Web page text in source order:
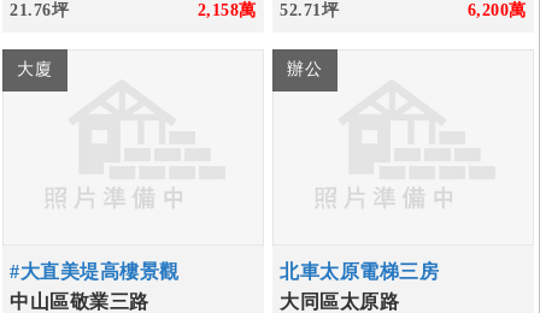
21.76坪 2,158萬 52.71坪 6,200萬
大廈
#大直美堤高樓景觀
中山區敬業三路
辦公
北車太原電梯三房
大同區太原路